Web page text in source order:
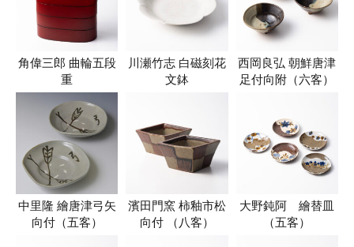
角偉三郎 曲輪五段
重
川瀬竹志 白磁刻花
文鉢
西岡良弘 朝鮮唐津
足付向附（六客）
中里隆 繪唐津弓矢
向付（五客）
濱田門窯 柿釉市松
向付 （八客）
大野鈍阿 繪替皿
（五客）